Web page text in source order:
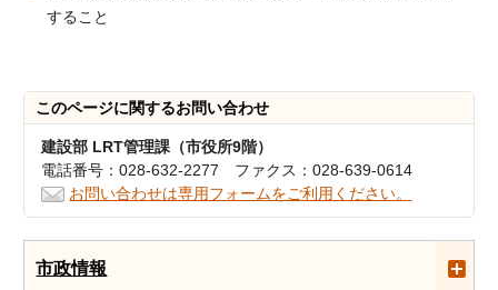
すること
このページに関するお問い合わせ
建設部 LRT管理課（市役所9階）
電話番号：028-632-2277 ファクス：028-639-0614
お問い合わせは専用フォームをご利用ください。
市政情報